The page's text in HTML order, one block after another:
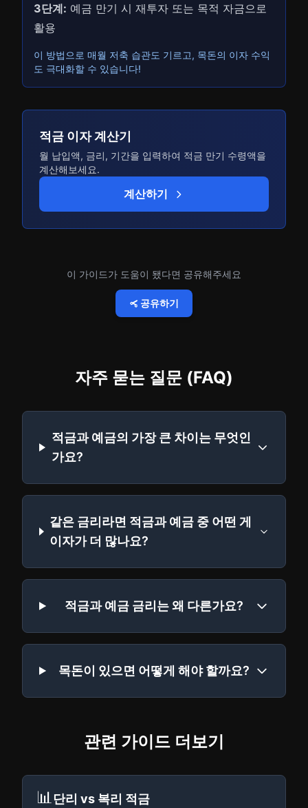
3단계: 예금 만기 시 재투자 또는 목적 자금으로
활용
이 방법으로 매월 저축 습관도 기르고, 목돈의 이자 수익
도 극대화할 수 있습니다!
적금 이자 계산기
월 납입액, 금리, 기간을 입력하여 적금 만기 수령액을
계산해보세요.
계산하기
이 가이드가 도움이 됐다면 공유해주세요
공유하기
자주 묻는 질문 (FAQ)
적금과 예금의 가장 큰 차이는 무엇인
가요?
같은 금리라면 적금과 예금 중 어떤 게
이자가 더 많나요?
적금과 예금 금리는 왜 다른가요?
목돈이 있으면 어떻게 해야 할까요?
관련 가이드 더보기
📊단리 vs 복리 적금